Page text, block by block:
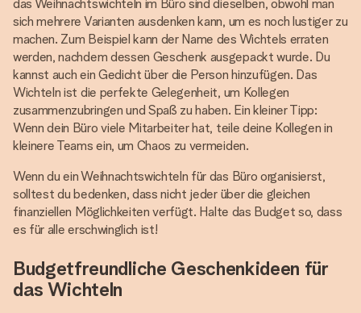
das Weihnachtswichteln im Büro sind dieselben, obwohl man
sich mehrere Varianten ausdenken kann, um es noch lustiger zu
machen. Zum Beispiel kann der Name des Wichtels erraten
werden, nachdem dessen Geschenk ausgepackt wurde. Du
kannst auch ein Gedicht über die Person hinzufügen. Das
Wichteln ist die perfekte Gelegenheit, um Kollegen
zusammenzubringen und Spaß zu haben. Ein kleiner Tipp:
Wenn dein Büro viele Mitarbeiter hat, teile deine Kollegen in
kleinere Teams ein, um Chaos zu vermeiden.
Wenn du ein Weihnachtswichteln für das Büro organisierst,
solltest du bedenken, dass nicht jeder über die gleichen
finanziellen Möglichkeiten verfügt. Halte das Budget so, dass
es für alle erschwinglich ist!
Budgetfreundliche Geschenkideen für
das Wichteln